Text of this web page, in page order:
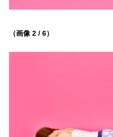
（画像 2 / 6）